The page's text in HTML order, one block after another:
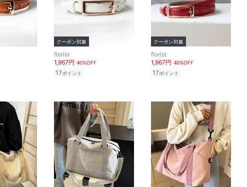
クーポン対象
florist
1,967円 40%OFF
17ポイント
クーポン対象
florist
1,967円 40%OFF
17ポイント